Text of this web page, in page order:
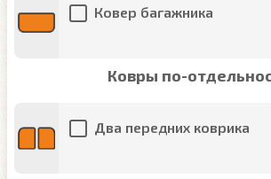
Ковер багажника
Ковры по-
Два передних коврика